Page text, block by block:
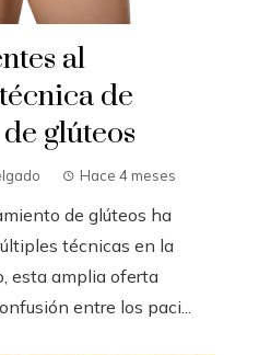
al
de
glúteos
Hace 4 meses
de glúteos ha
técnicas en la
esta amplia oferta
entre los paci...